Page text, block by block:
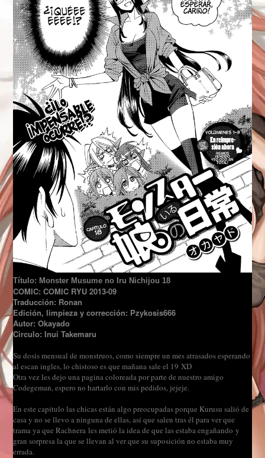
Título: Monster Musume no Iru Nichijou 18
COMIC: COMIC RYU 2013-09
Traducción: Ronan
Edición, limpieza y corrección: Pzykosis666
Autor: Okayado
Circulo: Inui Takemaru
Su dosis mensual de monstruos, como siempre un mes atrasados esperando
al escan ingles, lo chistoso es que mañana sale el 19 XD
Otra vez les dejo una pagina coloreada por parte de nuestro amigo
Codegeman, espero no hartarlo con mis pedidos, jejeje.
En este capitulo las chicas están algo preocupadas porque Kurusu salió de
casa y no se llevo a ninguna de ellas, así que salen tras él para ver que
trama ya que Rachnera les metió la idea de que las estaba engañando y
gran sorpresa la que se llevan al ver que su suposición no estaba muy
errada.